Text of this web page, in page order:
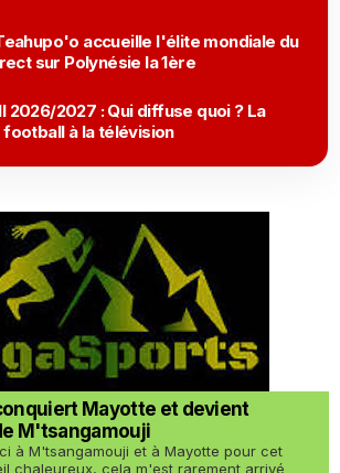
accueille l'élite mondiale du
sur Polynésie la 1ère
2026/2027 : Qui diffuse quoi ? La
à la télévision
Mayotte et devient
M'tsangamouji
à M'tsangamouji et à Mayotte pour cet
chaleureux, cela m'est rarement arrivé